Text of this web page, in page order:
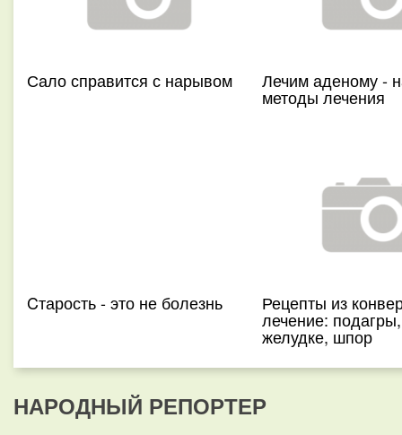
Сало справится с нарывом Лечим аденому -
методы лечения
Cтарость - это не болезнь Рецепты из
лечение:
желудке, шпор
НАРОДНЫЙ РЕПОРТЕР